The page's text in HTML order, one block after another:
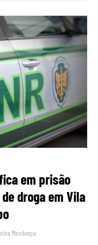
em prisão
droga em Vila
Mendonça